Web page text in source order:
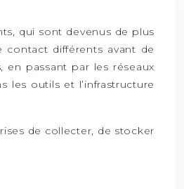
qui sont devenus de plus
différents avant de
passant par les réseaux
les outils et l’infrastructure
de collecter, de stocker